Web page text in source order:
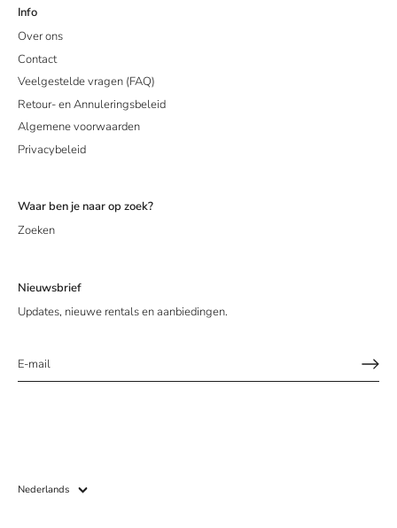
Info
Over ons
Contact
Veelgestelde vragen (FAQ)
Retour- en Annuleringsbeleid
Algemene voorwaarden
Privacybeleid
Waar ben je naar op zoek?
Zoeken
Nieuwsbrief
Updates, nieuwe rentals en aanbiedingen.
Taal
Nederlands